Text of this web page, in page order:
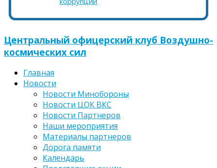
Центральный офицерский клуб Воздушно-
космических сил
Главная
Новости
Новости Минобороны
Новости ЦОК ВКС
Новости Партнеров
Наши мероприятия
Материалы партнеров
Дорога памяти
Календарь